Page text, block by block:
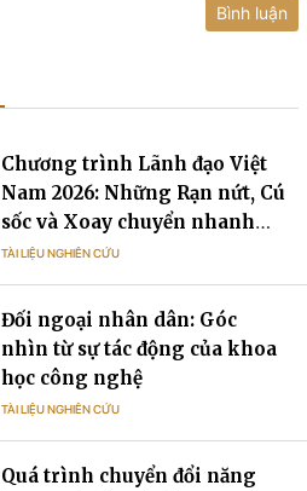
Bình luận
Chương trình Lãnh đạo Việt
Nam 2026: Những Rạn nứt, Cú
sốc và Xoay chuyển nhanh
chóng
TÀI LIỆU NGHIÊN CỨU
Đối ngoại nhân dân: Góc
nhìn từ sự tác động của khoa
học công nghệ
TÀI LIỆU NGHIÊN CỨU
Quá trình chuyển đổi năng